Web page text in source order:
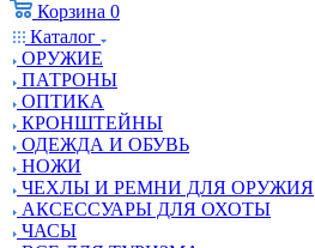
Корзина 0
Каталог
ОРУЖИЕ
ПАТРОНЫ
ОПТИКА
КРОНШТЕЙНЫ
ОДЕЖДА И ОБУВЬ
НОЖИ
ЧЕХЛЫ И РЕМНИ ДЛЯ ОРУЖИЯ
АКСЕССУАРЫ ДЛЯ ОХОТЫ
ЧАСЫ